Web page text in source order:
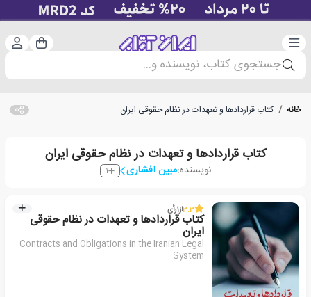
دسته‌بندی سبد
جستجوی کتاب، نویسنده و...
خانه / کتاب قراردادها و تعهدات در نظام حقوقی ایران
کتاب قراردادها و تعهدات در نظام حقوقی ایران
نویسنده:مبین افشاری 1
3.3از1رأی
کتاب قراردادها و تعهدات در نظام حقوقی
ایران
Contracts and Obligations in the Iranian Legal
System